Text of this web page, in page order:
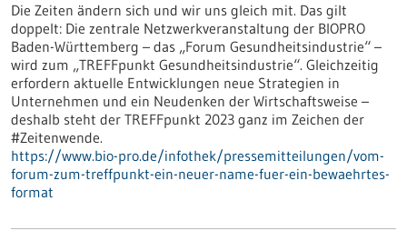
Die Zeiten ändern sich und wir uns gleich mit. Das gilt
doppelt: Die zentrale Netzwerkveranstaltung der BIOPRO
Baden-Württemberg – das „Forum Gesundheitsindustrie“ –
wird zum „TREFFpunkt Gesundheitsindustrie“. Gleichzeitig
erfordern aktuelle Entwicklungen neue Strategien in
Unternehmen und ein Neudenken der Wirtschaftsweise –
deshalb steht der TREFFpunkt 2023 ganz im Zeichen der
#Zeitenwende.
https://www.bio-pro.de/infothek/pressemitteilungen/vom-
forum-zum-treffpunkt-ein-neuer-name-fuer-ein-bewaehrtes-
format